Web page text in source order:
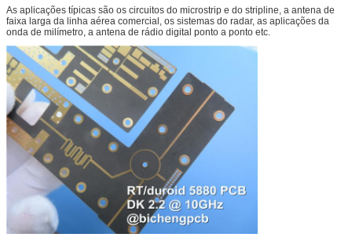
As aplicações típicas são os circuitos do microstrip e do stripline, a antena de
faixa larga da linha aérea comercial, os sistemas do radar, as aplicações da
onda de milímetro, a antena de rádio digital ponto a ponto etc.